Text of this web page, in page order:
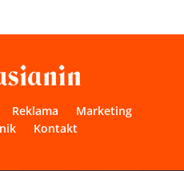
Reklama
Marketing
Kontakt